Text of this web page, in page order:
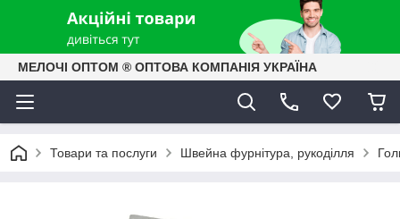
МЕЛОЧІ ОПТОМ ® ОПТОВА КОМПАНІЯ УКРАЇНА
Товари та послуги Швейна фурнітура, рукоділля